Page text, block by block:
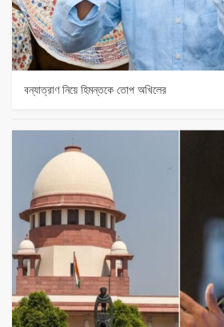
বন্যাত্রাণ নিয়ে হিমন্তকে তোপ অখিলের